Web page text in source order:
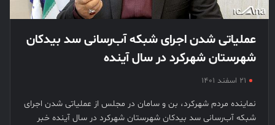
عملیاتی شدن اجرای شبکه آب‌رسانی سد بیدکان
شهرستان شهرکرد در سال آینده
۲۱ اسفند ۱۴۰۱
نماینده مردم شهرکرد، بن و سامان در مجلس از عملیاتی شدن اجرای
شبکه آب‌رسانی سد بیدکان شهرستان شهرکرد در سال آینده خبر